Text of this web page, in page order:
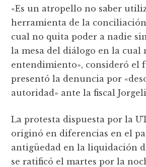
«Es un atropello no saber
herramienta de la
cual no quita poder a nadie
la mesa del diálogo en la cual
entendimiento», consideró el
presentó la denuncia por
autoridad» ante la fiscal
La protesta dispuesta por la
originó en diferencias en el
antigüedad en la liquidación
se ratificó el martes por la